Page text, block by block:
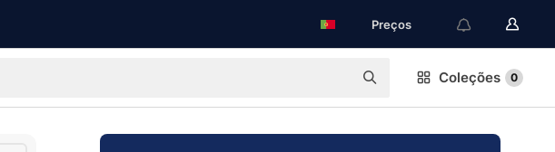
Preços
Coleções 0